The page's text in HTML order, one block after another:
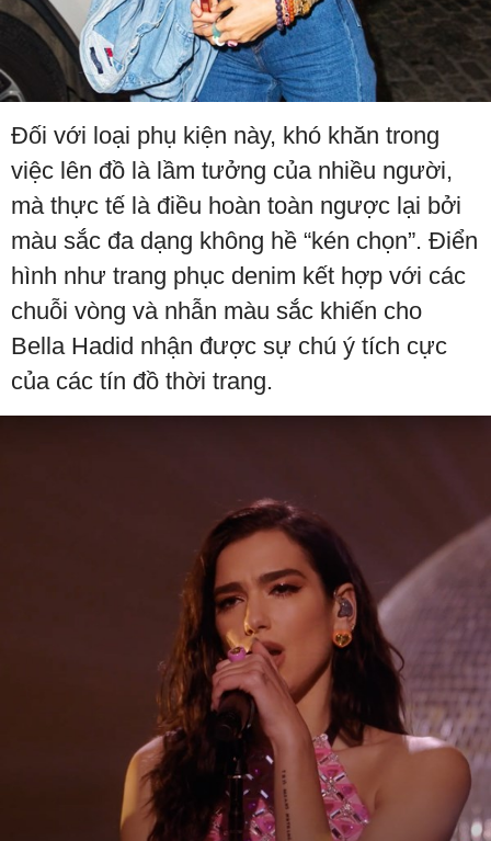
Đối với loại phụ kiện này, khó khăn trong
việc lên đồ là lầm tưởng của nhiều người,
mà thực tế là điều hoàn toàn ngược lại bởi
màu sắc đa dạng không hề “kén chọn”. Điển
hình như trang phục denim kết hợp với các
chuỗi vòng và nhẫn màu sắc khiến cho
Bella Hadid nhận được sự chú ý tích cực
của các tín đồ thời trang.